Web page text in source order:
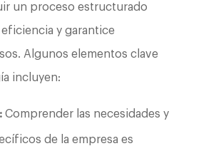
un proceso estructurado
y garantice
Algunos elementos clave
incluyen:
Comprender las necesidades y
de la empresa es